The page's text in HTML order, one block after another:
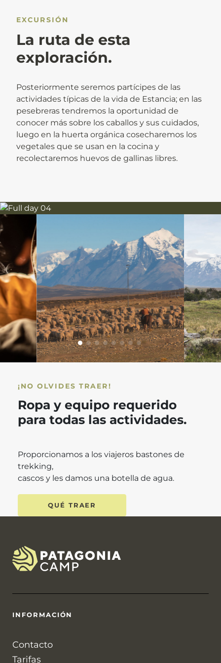
EXCURSIÓN
La ruta de esta
exploración.
Posteriormente seremos partícipes de las
actividades típicas de la vida de Estancia; en las
pesebreras tendremos la oportunidad de
conocer más sobre los caballos y sus cuidados,
luego en la huerta orgánica cosecharemos los
vegetales que se usan en la cocina y
recolectaremos huevos de gallinas libres.
¡NO OLVIDES TRAER!
Ropa y equipo requerido
para todas las actividades.
Proporcionamos a los viajeros bastones de
trekking,
cascos y les damos una botella de agua.
QUÉ TRAER
INFORMACIÓN
Contacto
Tarifas